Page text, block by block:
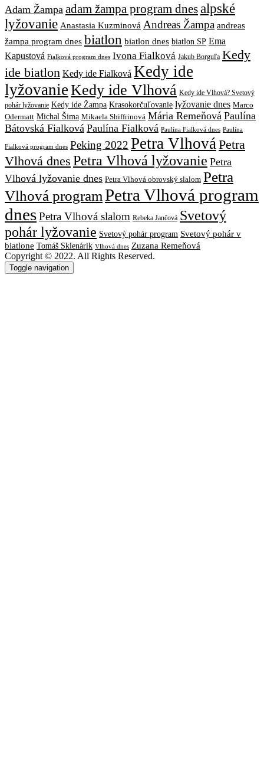
Adam Žampa adam žampa program dnesalpské
lyžovanie Anastasia Kuzminová Andreas Žampa andreas
žampa program dnes biatlon biatlon dnes biatlon SP Ema
Kapustová Fialková program dnes Ivona Fialková Jakub Borguľa Kedy
ide biatlon Kedy ide Fialková Kedy ide
lyžovanieKedy ide Vlhová Kedy ide Vlhová? Svetový
pohár lyžovanie Kedy ide Žampa Krasokorčuľovanie lyžovanie dnes Marco
Odermatt Michal Šima Mikaela Shiffrinová Mária Remeňová Paulína
Bátovská Fialková Paulína Fialková Paulína Fialková dnes Paulína
Fialková program dnes Peking 2022 Petra Vlhová Petra
Vlhová dnes Petra Vlhová lyžovanie Petra
Vlhová lyžovanie dnes Petra Vlhová obrovský slalom Petra
Vlhová programPetra Vlhová program
dnesPetra Vlhová slalom Rebeka Jančová Svetový
pohár lyžovanie Svetový pohár program Svetový pohár v
biatlone Tomáš Sklenárik Vlhová dnes Zuzana Remeňová
Copyright © 2022. All Rights Reserved.
Toggle navigation